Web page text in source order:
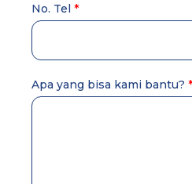
No. Tel
Apa yang bisa kami bantu?